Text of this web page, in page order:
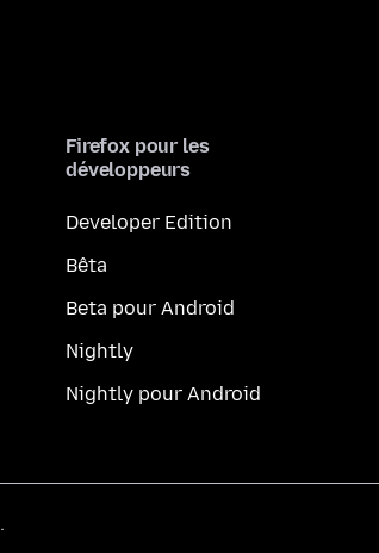
Firefox pour les
développeurs
Developer Edition
Bêta
Beta pour Android
Nightly
Nightly pour Android
.